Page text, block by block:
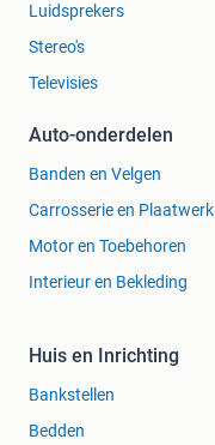
Luidsprekers
Stereo's
Televisies
Auto-onderdelen
Banden en Velgen
Carrosserie en Plaatwerk
Motor en Toebehoren
Interieur en Bekleding
Huis en Inrichting
Bankstellen
Bedden